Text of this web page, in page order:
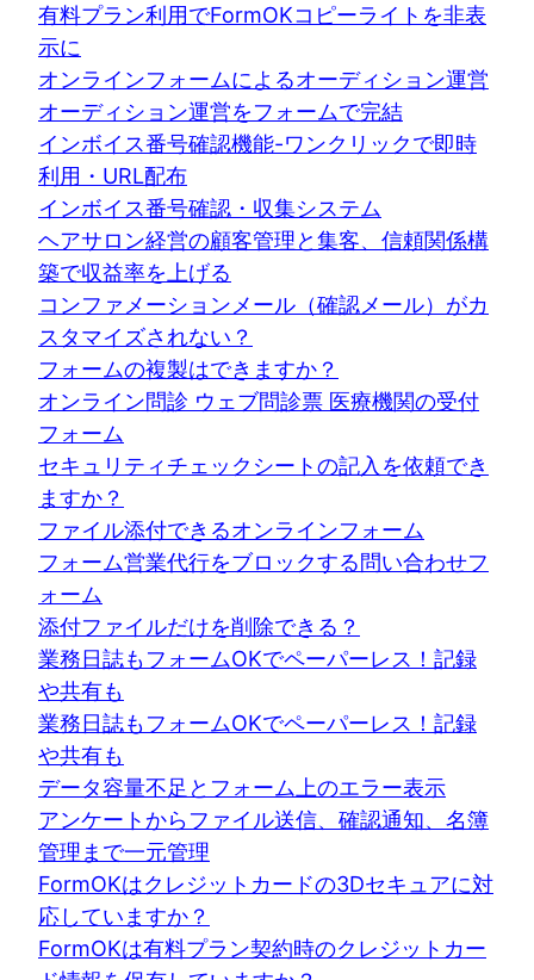
有料プラン利用でFormOKコピーライトを非表
示に
オンラインフォームによるオーディション運営
オーディション運営をフォームで完結
インボイス番号確認機能-ワンクリックで即時
利用・URL配布
インボイス番号確認・収集システム
ヘアサロン経営の顧客管理と集客、信頼関係構
築で収益率を上げる
コンファメーションメール（確認メール）がカ
スタマイズされない？
フォームの複製はできますか？
オンライン問診 ウェブ問診票 医療機関の受付
フォーム
セキュリティチェックシートの記入を依頼でき
ますか？
ファイル添付できるオンラインフォーム
フォーム営業代行をブロックする問い合わせフ
ォーム
添付ファイルだけを削除できる？
業務日誌もフォームOKでペーパーレス！記録
や共有も
業務日誌もフォームOKでペーパーレス！記録
や共有も
データ容量不足とフォーム上のエラー表示
アンケートからファイル送信、確認通知、名簿
管理まで一元管理
FormOKはクレジットカードの3Dセキュアに対
応していますか？
FormOKは有料プラン契約時のクレジットカー